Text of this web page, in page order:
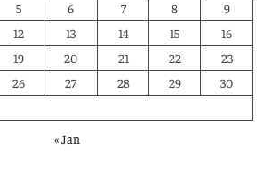
5 6 7 8
9
12 13 14 15
16
19 20 21 22
23
26 27 28 29
30
« Jan